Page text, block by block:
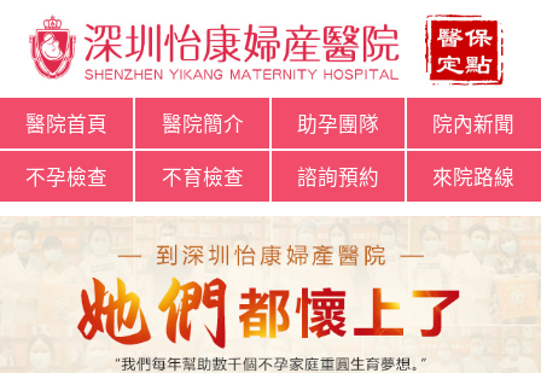
醫院首頁 醫院簡介 助孕團隊 院內新聞
不孕檢查 不育檢查 諮詢預約 來院路線